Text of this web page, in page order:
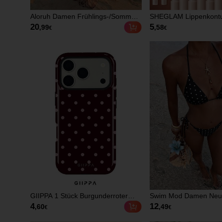
Aloruh Damen Frühlings-/Sommer-
Urlaubs-Kleid mit Schmetterlings-
Netz-Muster, Neckholder, Spitzen-
20,99€
SHEGLAM
5,58€
GIIPPA 1 Stück Burgunderroter
Hintergrund mit rosa Polka-Dot-
Muster Design, Handyhülle für
4,60€
Swim Mod Damen
Neckholder Binden
Bikinihose Schwarz &
12,49€